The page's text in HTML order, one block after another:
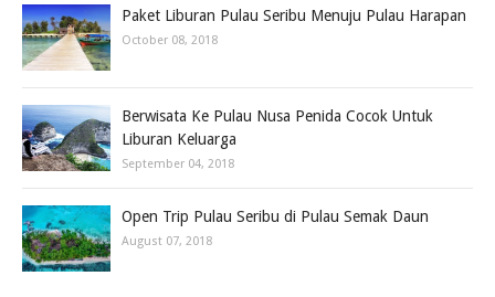
Paket Liburan Pulau Seribu Menuju Pulau Harapan
October 08, 2018
Berwisata Ke Pulau Nusa Penida Cocok Untuk
Liburan Keluarga
September 04, 2018
Open Trip Pulau Seribu di Pulau Semak Daun
August 07, 2018